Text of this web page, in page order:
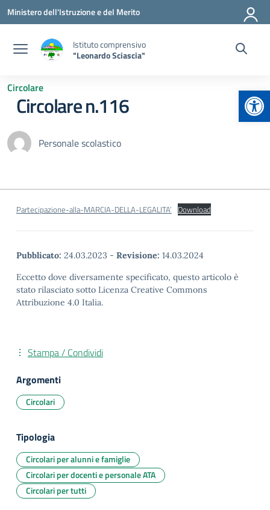
Vai ai contenuti
Vai al menu di navigazione
Vai al footer
Ministero dell'Istruzione e del Merito
Istituto comprensivo
"Leonardo Sciascia"
Circolare
Circolare n.116
Personale scolastico
Partecipazione-alla-MARCIA-DELLA-LEGALITA’ Download
Pubblicato: 24.03.2023 - Revisione: 14.03.2024
Eccetto dove diversamente specificato, questo articolo è
stato rilasciato sotto Licenza Creative Commons
Attribuzione 4.0 Italia.
Stampa / Condividi
Argomenti
Circolari
Tipologia
Circolari per alunni e famiglie
Circolari per docenti e personale ATA
Circolari per tutti